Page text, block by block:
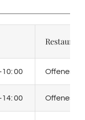
Restaurant
00 Offenes
14: 00 Offenes